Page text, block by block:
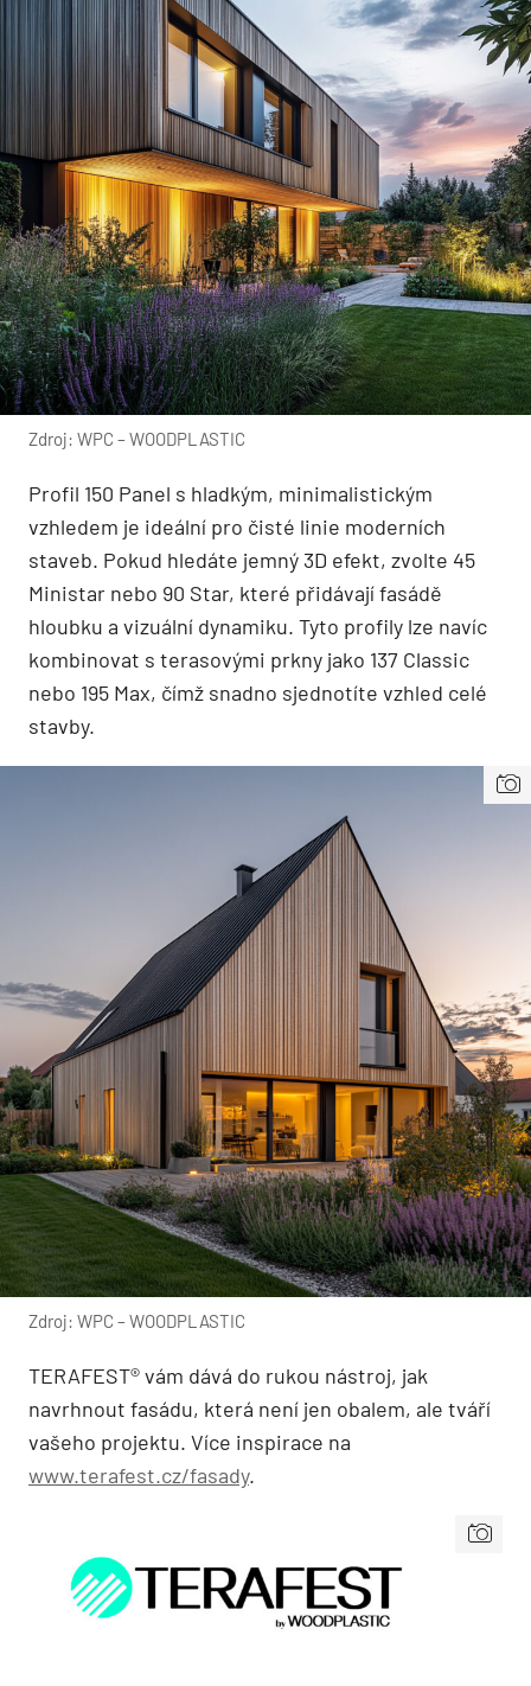
Zdroj: WPC – WOODPLASTIC
Profil 150 Panel s hladkým, minimalistickým
vzhledem je ideální pro čisté linie moderních
staveb. Pokud hledáte jemný 3D efekt, zvolte 45
Ministar nebo 90 Star, které přidávají fasádě
hloubku a vizuální dynamiku. Tyto profily lze navíc
kombinovat s terasovými prkny jako 137 Classic
nebo 195 Max, čímž snadno sjednotíte vzhled celé
stavby.
Zdroj: WPC – WOODPLASTIC
TERAFEST® vám dává do rukou nástroj, jak
navrhnout fasádu, která není jen obalem, ale tváří
vašeho projektu. Více inspirace na
www.terafest.cz/fasady.